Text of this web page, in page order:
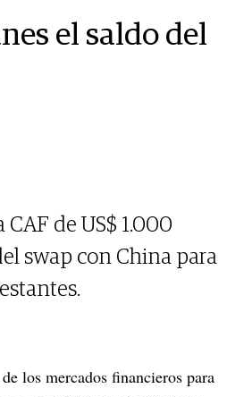
el saldo del
de US$ 1.000
swap con China para
los mercados financieros para